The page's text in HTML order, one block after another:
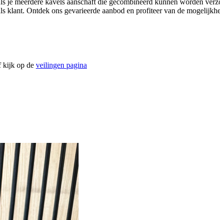
meerdere kavels aanschaft die gecombineerd kunnen worden
Ontdek ons gevarieerde aanbod en profiteer van de
kijk op de veilingen pagina